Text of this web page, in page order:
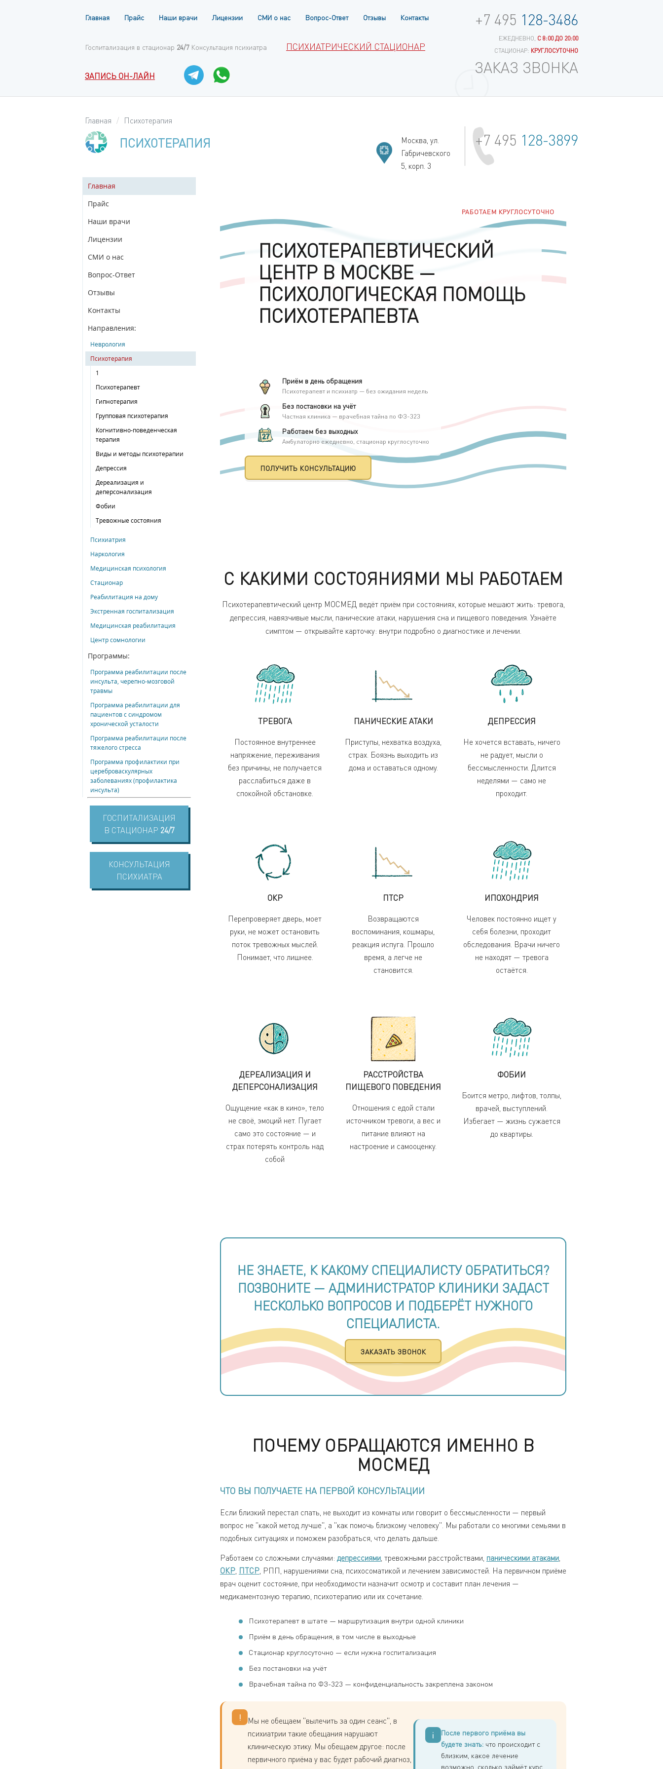
Главная Прайс Наши врачи Лицензии СМИ о нас Вопрос-Ответ Отзывы Контакты
Госпитализация в стационар 24/7 Консультация психиатра ПСИХИАТРИЧЕСКИЙ СТАЦИОНАР
ЗАПИСЬ ОН-ЛАЙН
+7 495 128-3486
ЕЖЕДНЕВНО, С 8:00 ДО 20:00
СТАЦИОНАР: КРУГЛОСУТОЧНО
ЗАКАЗ ЗВОНКА
Главная Психотерапия
ПСИХОТЕРАПИЯ
Москва, ул.
Габричевского
5, корп. 3
+7 495 128-3899
Главная
Прайс
Наши врачи
Лицензии
СМИ о нас
Вопрос-Ответ
Отзывы
Контакты
Направления:
Неврология
Психотерапия
1
Психотерапевт
Гипнотерапия
Групповая психотерапия
Когнитивно-поведенческая
терапия
Виды и методы психотерапии
Депрессия
Дереализация и
деперсонализация
Фобии
Тревожные состояния
Психиатрия
Наркология
Медицинская психология
Стационар
Реабилитация на дому
Экстренная госпитализация
Медицинская реабилитация
Центр сомнологии
Программы:
Программа реабилитации после
инсульта, черепно-мозговой
травмы
Программа реабилитации для
пациентов с синдромом
хронической усталости
Программа реабилитации после
тяжелого стресса
Программа профилактики при
цереброваскулярных
заболеваниях (профилактика
инсульта)
ГОСПИТАЛИЗАЦИЯ
В СТАЦИОНАР 24/7
КОНСУЛЬТАЦИЯ
ПСИХИАТРА
РАБОТАЕМ КРУГЛОСУТОЧНО
ПСИХОТЕРАПЕВТИЧЕСКИЙ
ЦЕНТР В МОСКВЕ —
ПСИХОЛОГИЧЕСКАЯ ПОМОЩЬ
ПСИХОТЕРАПЕВТА
Приём в день обращения
Психотерапевт и психиатр — без ожидания недель
Без постановки на учёт
Частная клиника — врачебная тайна по ФЗ-323
Работаем без выходных
Амбулаторно ежедневно, стационар круглосуточно
ПОЛУЧИТЬ КОНСУЛЬТАЦИЮ
С КАКИМИ СОСТОЯНИЯМИ МЫ РАБОТАЕМ
Психотерапевтический центр МОСМЕД ведёт приём при состояниях, которые мешают жить: тревога,
депрессия, навязчивые мысли, панические атаки, нарушения сна и пищевого поведения. Узнаёте
симптом — открывайте карточку: внутри подробно о диагностике и лечении.
ТРЕВОГА
Постоянное внутреннее
напряжение, переживания
без причины, не получается
расслабиться даже в
спокойной обстановке.
ПАНИЧЕСКИЕ АТАКИ
Приступы, нехватка воздуха,
страх. Боязнь выходить из
дома и оставаться одному.
ДЕПРЕССИЯ
Не хочется вставать, ничего
не радует, мысли о
бессмысленности. Длится
неделями — само не
проходит.
ОКР
Перепроверяет дверь, моет
руки, не может остановить
поток тревожных мыслей.
Понимает, что лишнее.
ПТСР
Возвращаются
воспоминания, кошмары,
реакция испуга. Прошло
время, а легче не
становится.
ИПОХОНДРИЯ
Человек постоянно ищет у
себя болезни, проходит
обследования. Врачи ничего
не находят — тревога
остаётся.
ДЕРЕАЛИЗАЦИЯ И
ДЕПЕРСОНАЛИЗАЦИЯ
Ощущение «как в кино», тело
не своё, эмоций нет. Пугает
само это состояние — и
страх потерять контроль над
собой
РАССТРОЙСТВА
ПИЩЕВОГО ПОВЕДЕНИЯ
Отношения с едой стали
источником тревоги, а вес и
питание влияют на
настроение и самооценку.
ФОБИИ
Боится метро, лифтов, толпы,
врачей, выступлений.
Избегает — жизнь сужается
до квартиры.
НЕ ЗНАЕТЕ, К КАКОМУ СПЕЦИАЛИСТУ ОБРАТИТЬСЯ?
ПОЗВОНИТЕ — АДМИНИСТРАТОР КЛИНИКИ ЗАДАСТ
НЕСКОЛЬКО ВОПРОСОВ И ПОДБЕРЁТ НУЖНОГО
СПЕЦИАЛИСТА.
ЗАКАЗАТЬ ЗВОНОК
ПОЧЕМУ ОБРАЩАЮТСЯ ИМЕННО В
МОСМЕД
ЧТО ВЫ ПОЛУЧАЕТЕ НА ПЕРВОЙ КОНСУЛЬТАЦИИ
Если близкий перестал спать, не выходит из комнаты или говорит о бессмысленности — первый
вопрос не "какой метод лучше", а "как помочь близкому человеку". Мы работали со многими семьями в
подобных ситуациях и поможем разобраться, что делать дальше.
Работаем со сложными случаями: депрессиями, тревожными расстройствами, паническими атаками,
ОКР, ПТСР, РПП, нарушениями сна, психосоматикой и лечением зависимостей. На первичном приёме
врач оценит состояние, при необходимости назначит осмотр и составит план лечения —
медикаментозную терапию, психотерапию или их сочетание.
Психотерапевт в штате — маршрутизация внутри одной клиники
Приём в день обращения, в том числе в выходные
Стационар круглосуточно — если нужна госпитализация
Без постановки на учёт
Врачебная тайна по ФЗ-323 — конфиденциальность закреплена законом
!
Мы не обещаем "вылечить за один сеанс", в
психиатрии такие обещания нарушают
клиническую этику. Мы обещаем другое: после
первичного приёма у вас будет рабочий диагноз,
i
После первого приёма вы
будете знать:что происходит с
близким, какое лечение
возможно, сколько займёт курс